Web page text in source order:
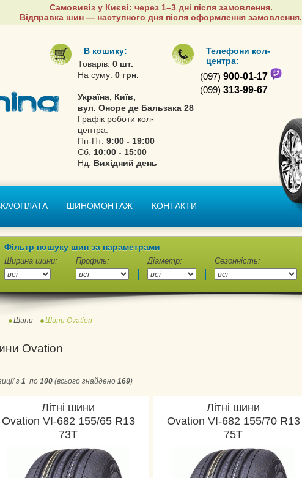
Самовивіз у Києві: через 1–3 дні після замовлення.
Відправка шин — наступного дня після оформлення замовлення.
В кошику:
Товарів: 0 шт.
На суму: 0 грн.
Україна, Київ,
вул. Оноре де Бальзака 28
Графік роботи кол-
центра:
Пн-Пт: 9:00 - 19:00
Сб: 10:00 - 15:00
Нд: Вихідний день
Телефони кол-
центра:
(097) 900-01-17
(099) 313-99-67
ОПЛАТА ШИНОМОНТАЖ КОНТАКТИ
Фільтр пошуку шин за параметрами
Ширина шини: Профіль: Діаметр: Сезонність:
Шини Шини Ovation
Ovation
з 1 по 100 (всього знайдено 169)
Літні шини
Ovation VI-682 155/65 R13
73T
Літні шини
Ovation VI-682 155/70 R13
75T